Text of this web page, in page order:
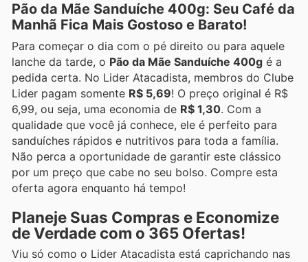
Pão da Mãe Sanduíche 400g: Seu Café da
Manhã Fica Mais Gostoso e Barato!
Para começar o dia com o pé direito ou para aquele
lanche da tarde, o Pão da Mãe Sanduíche 400g é a
pedida certa. No Lider Atacadista, membros do Clube
Lider pagam somente R$ 5,69! O preço original é R$
6,99, ou seja, uma economia de R$ 1,30. Com a
qualidade que você já conhece, ele é perfeito para
sanduíches rápidos e nutritivos para toda a família.
Não perca a oportunidade de garantir este clássico
por um preço que cabe no seu bolso. Compre esta
oferta agora enquanto há tempo!
Planeje Suas Compras e Economize
de Verdade com o 365 Ofertas!
Viu só como o Lider Atacadista está caprichando nas